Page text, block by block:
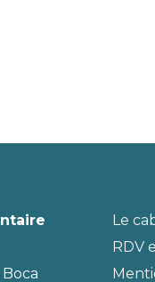
Le
RDV